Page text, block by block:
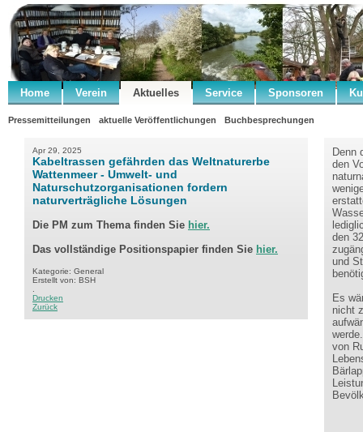
Home Verein Aktuelles Service Sponsoren
Pressemitteilungen aktuelle Veröffentlichungen Buchbesprechungen
Apr 29, 2025
Kabeltrassen gefährden das Weltnaturerbe
Wattenmeer - Umwelt- und
Naturschutzorganisationen fordern
naturverträgliche Lösungen
Die PM zum Thema finden Sie hier.
Das vollständige Positionspapier finden Sie hier.
Kategorie: General
Erstellt von: BSH
Drucken
Zurück
Denn
den
den
und
Es
nicht
von